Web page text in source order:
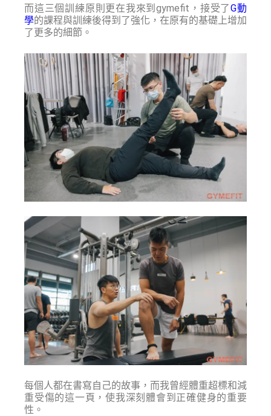
而這三個訓練原則更在我來到gymefit，接受了G動
學的課程與訓練後得到了強化，在原有的基礎上增加
了更多的細節。
每個人都在書寫自己的故事，而我曾經體重超標和減
重受傷的這一頁，使我深刻體會到正確健身的重要
性。